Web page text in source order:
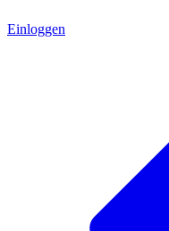
Einloggen